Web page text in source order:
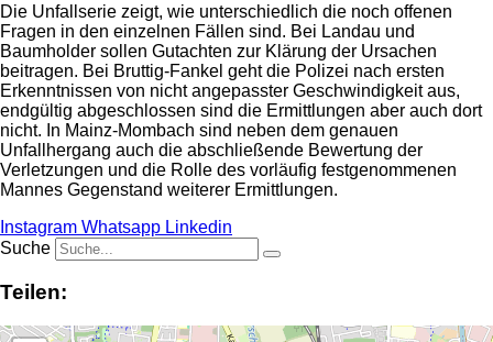
Die Unfallserie zeigt, wie unterschiedlich die noch offenen
Fragen in den einzelnen Fällen sind. Bei Landau und
Baumholder sollen Gutachten zur Klärung der Ursachen
beitragen. Bei Bruttig-Fankel geht die Polizei nach ersten
Erkenntnissen von nicht angepasster Geschwindigkeit aus,
endgültig abgeschlossen sind die Ermittlungen aber auch dort
nicht. In Mainz-Mombach sind neben dem genauen
Unfallhergang auch die abschließende Bewertung der
Verletzungen und die Rolle des vorläufig festgenommenen
Mannes Gegenstand weiterer Ermittlungen.
Instagram Whatsapp Linkedin
Suche
Teilen: